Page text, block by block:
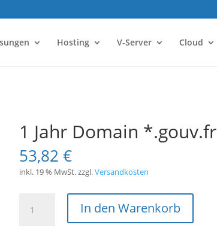
Hosting V-Server Cloud
1 Jahr Domain *.gouv.fr
53,82 €
inkl. 19 % MwSt. zzgl.Versandkosten
Jahr
In den Warenkorb